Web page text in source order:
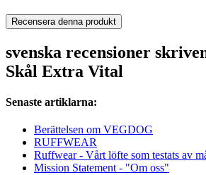
Recensera denna produkt
svenska recensioner
Skål Extra Vital
Senaste artiklarna:
Berättelsen om VEGDOG
RUFFWEAR
Ruffwear - Vårt löfte som testats av
Mission Statement - "Om oss"